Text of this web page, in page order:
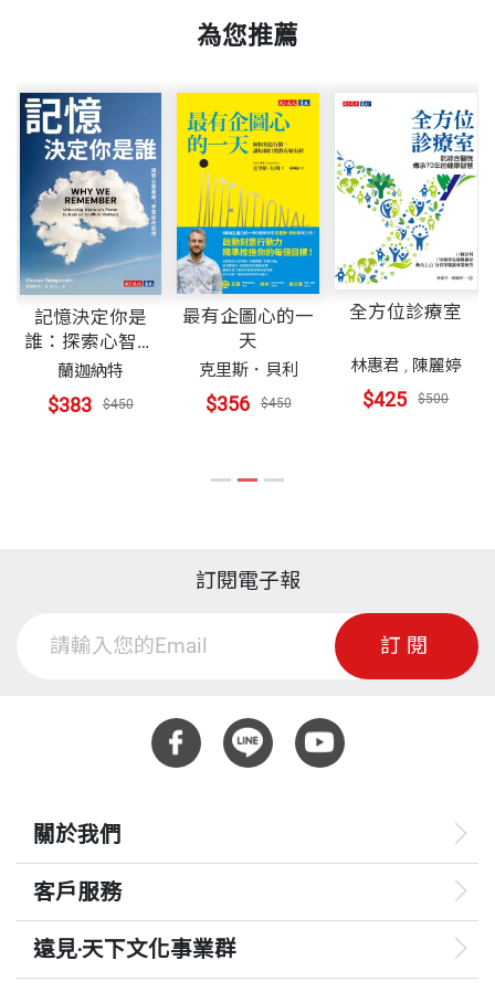
蘋果如何穿梭在人文藝術與科技的交會點，改寫人類
－技術直覺：從圖形介面到多點觸控，複雜技術如何
變成人類本能。
－勇於試錯：每一次挫敗，都成為下一個劃時代產品
的養分。
－跨界革命：橫跨電信、金融、醫療與晶片的連鎖重
塑。
​－如何布局未來：AI與空間運算時代的未來敘事。
《蘋果之道》由中華電信聯名支持
第 28 章 扭轉乾坤
第 29 章 強尼．艾夫
第 30 章 iMac
第 31 章 產品發表會
第 32 章 千禧年
第 33 章 蘋果專賣店
第 34 章 iPod
第 35 章 Mac重回主戰場
第 36 章 iPhone
第 44 章 Apple Watch
第 46 章 自研晶片
第 48 章 阻力
第 49 章 下一個五十年
第 50 章 貫徹始終
ole widget）；專注於極少數產品；封閉的系統；再
這套配方顯然成效卓著。如今，全球有高達27％的人
口（約22億人）都是蘋果的使用者。如果蘋果是一個
國家，人口將是世界第一，印度或中國都還有所不
及。
1976年，兩位史帝夫只是賣了150塊蘋果一號（Appl
e I）電路板就欣喜若狂。而到2026年，蘋果每年售
出兩億兩千部iPhone，每90秒就能進帳百萬美元。
走投無路，一心將這個曾經備受尊崇的品牌賤價求
當時可說一切都出了問題。產品、公司架構、通路、
osion），一切都糟透了。
消雲散。
無論你認為賈伯斯是才華四射、喜怒無常、熱情洋
溢，還是心胸狹隘，都不得不承認，他實現了美國史
idPogue。也歡迎透過david@pogueman.com與他交
林俊宏 譯者
臺灣師範大學翻譯研究所博士。喜好閱讀與閒晃，覺
得把話講清楚比什麼都重要。譯有《人類三部曲》、
《連結》、《元宇宙》、《權力與進步》等，合譯
《黃仁勳傳》、《AI科學家李飛飛的視界之旅》等
書。
術》、《經濟預測革命》等。
美國西雅圖華盛頓大學比較文學碩士。曾獲誠品好讀
報告2006年度最佳翻譯人、2007年金鼎獎最佳翻譯
括《賈伯斯傳》、《你要如何衡量你的人生？》、
《旁觀者》、《謝謝你遲到了》等數十冊。
林子揚 譯者
重量 1236
為您推薦
記憶決定你是
誰：探索心智基
礎，學習如何記
蘭迦納特
$383 $450
最有企圖心的一
天
克里斯．貝利
$356 $450
全方位診療室
林惠君 , 陳麗婷
$425 $500
訂閱電子報
訂閱
關於我們
客戶服務
遠見‧天下文化事業群